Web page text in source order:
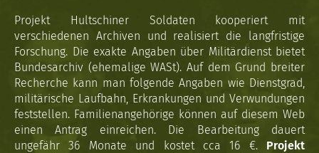
Projekt Hultschiner Soldaten kooperiert mit
verschiedenen Archiven und realisiert die langfristige
Forschung. Die exakte Angaben über Militärdienst bietet
Bundesarchiv (ehemalige WASt). Auf dem Grund breiter
Recherche kann man folgende Angaben wie Dienstgrad,
militärische Laufbahn, Erkrankungen und Verwundungen
feststellen. Familienangehörige können auf diesem Web
einen Antrag einreichen. Die Bearbeitung dauert
ungefähr 36 Monate und kostet cca 16 €. Projekt